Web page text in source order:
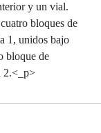
y un vial.
bloques de
1, unidos bajo
bloque de
2.<_p>